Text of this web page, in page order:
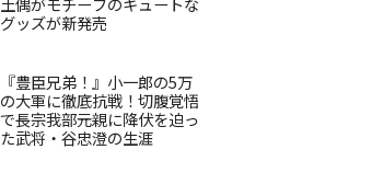
グッズが新発売
『豊臣兄弟！』小一郎の5万
の大軍に徹底抗戦！切腹覚悟
で長宗我部元親に降伏を迫っ
た武将・谷忠澄の生涯